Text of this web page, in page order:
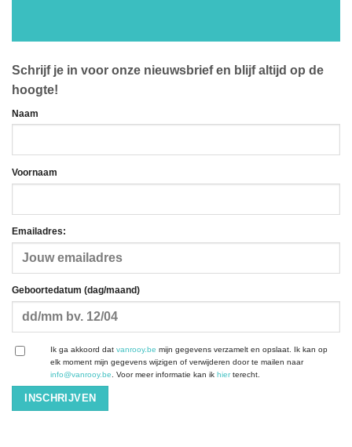
Schrijf je in voor onze nieuwsbrief en blijf altijd op de
hoogte!
Naam
Voornaam
Emailadres:
Geboortedatum (dag/maand)
Ik ga akkoord dat vanrooy.be mijn gegevens verzamelt en opslaat. Ik kan op
elk moment mijn gegevens wijzigen of verwijderen door te mailen naar
info@vanrooy.be . Voor meer informatie kan ik hierterecht.